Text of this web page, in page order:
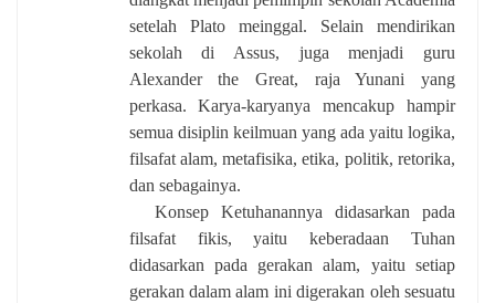
setelah Plato meinggal. Selain mendirikan
sekolah di Assus, juga menjadi guru
Alexander the Great, raja Yunani yang
perkasa. Karya-karyanya mencakup hampir
semua disiplin keilmuan yang ada yaitu logika,
filsafat alam, metafisika, etika, politik, retorika,
dan sebagainya.
Konsep Ketuhanannya didasarkan pada
filsafat fikis, yaitu keberadaan Tuhan
didasarkan pada gerakan alam, yaitu setiap
gerakan dalam alam ini digerakan oleh sesuatu